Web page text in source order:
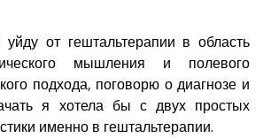
от гештальтерапии в область
мышления и полевого
подхода, поговорю о диагнозе и
я хотела бы с двух простых
именно в гештальтерапии.